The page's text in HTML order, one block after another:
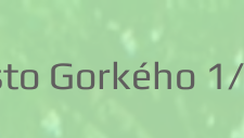
Gorkého